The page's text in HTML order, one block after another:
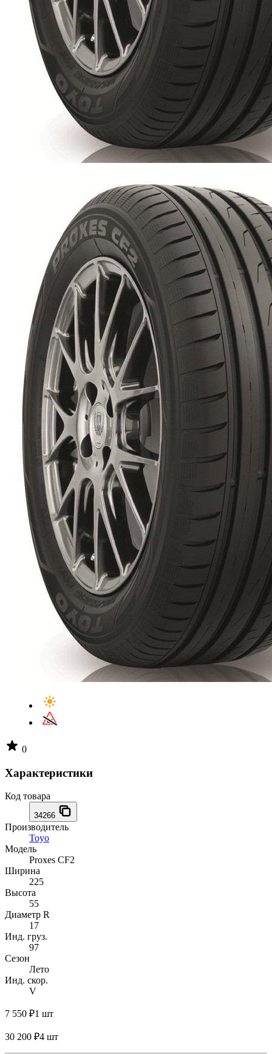
0
Характеристики
Код товара
34266
Производитель
Toyo
Модель
Proxes CF2
Ширина
225
Высота
55
Диаметр R
17
Инд. груз.
97
Сезон
Лето
Инд. скор.
V
7 550 ₽1 шт
30 200 ₽4 шт